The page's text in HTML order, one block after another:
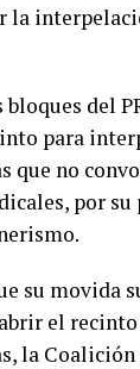
la
del
para
no
por su
su movida
el
la